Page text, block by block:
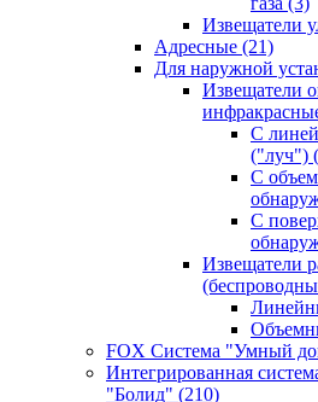
Извещатели
Адресные (21)
Для наружной
Извещатели
С
("луч")
С
С
Извещатели
FOX Система "Умный
Интегрированная
"Болид" (210)